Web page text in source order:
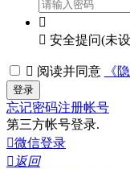

 安全提问(未
 阅读并同意 《
登录
忘记密码注册帐号
第三方帐号登录.
微信登录
 返回